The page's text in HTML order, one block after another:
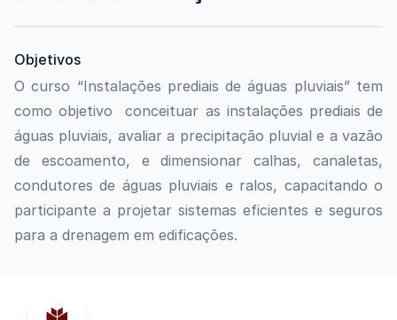
Objetivos
O curso “Instalações prediais de águas pluviais” tem
como objetivo conceituar as instalações prediais de
águas pluviais, avaliar a precipitação pluvial e a vazão
de escoamento, e dimensionar calhas, canaletas,
condutores de águas pluviais e ralos, capacitando o
participante a projetar sistemas eficientes e seguros
para a drenagem em edificações.